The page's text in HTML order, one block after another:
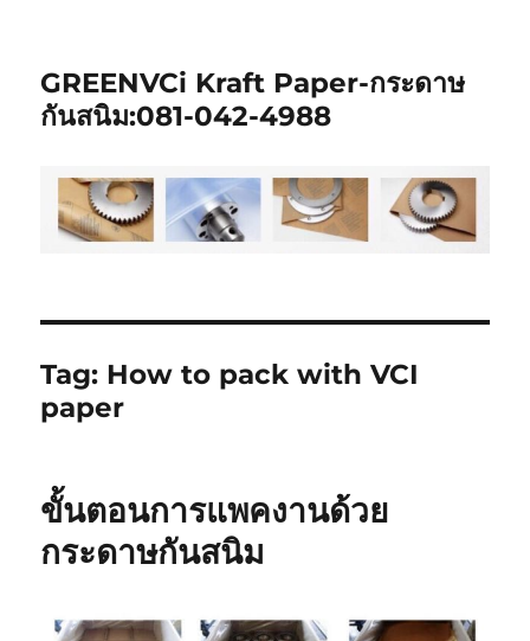
GREENVCi Kraft Paper-กระดาษ
กันสนิม:081-042-4988
Tag: How to pack with VCI
paper
ขั้นตอนการแพคงานด้วย
กระดาษกันสนิม